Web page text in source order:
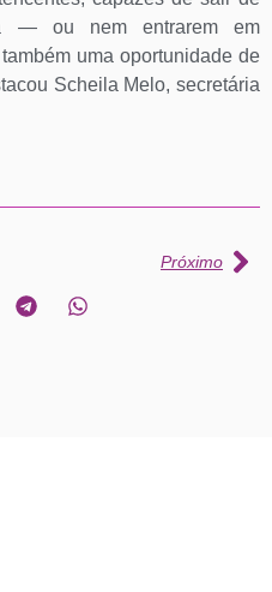
— ou nem entrarem em
uma oportunidade de
Scheila Melo, secretária
Próximo